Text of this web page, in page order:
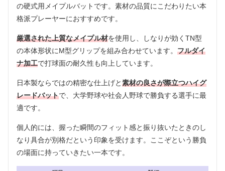
の硬式用メイプルバットです。素材の品質にこだわりたい本
格派プレーヤーにおすすめです。
厳選された上質なメイプル材を使用し、しなりが効くTN型
の本体形状にM型グリップを組み合わせています。 フルダイ
ナ加工で打球面の耐久性も向上しています。
日本製ならではの精密な仕上げと素材の良さが際立つハイグ
レードバットで、大学野球や社会人野球で勝負する選手に最
適です。
個人的には、握った瞬間のフィット感と振り抜いたときのし
なり具合が別格だという印象を受けます。ここぞという勝負
の場面に持っていきたい一本です。